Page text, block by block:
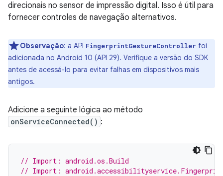
direcionais no sensor de impressão digital. Isso é útil para
fornecer controles de navegação alternativos.
Observação: a API FingerprintGestureController foi
adicionada no Android 10 (API 29). Verifique a versão do SDK
antes de acessá-lo para evitar falhas em dispositivos mais
antigos.
Adicione a seguinte lógica ao método
onServiceConnected() :
// Import: android.os.Build
// Import: